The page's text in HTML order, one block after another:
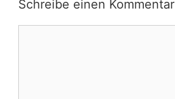
Schreibe einen Kommentar